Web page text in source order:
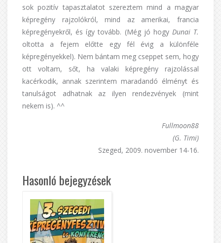
sok pozitív tapasztalatot szereztem mind a magyar
képregény rajzolókról, mind az amerikai, francia
képregényekről, és így tovább. (Még jó hogy Dunai T.
oltotta a fejem előtte egy fél évig a különféle
képregényekkel). Nem bántam meg cseppet sem, hogy
ott voltam, sőt, ha valaki képregény rajzolással
kacérkodik, annak szerintem maradandó élményt és
tanulságot adhatnak az ilyen rendezvények (mint
nekem is). ^^
Fullmoon88
(G. Timi)
Szeged, 2009. november 14-16.
Hasonló bejegyzések